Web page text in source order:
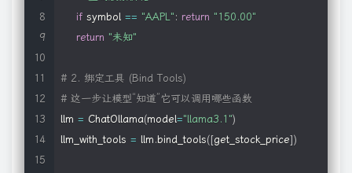
if symbol == "AAPL" : return "150.00"
return "未知"
# 2. 绑定工具 (Bind Tools)
# 这一步让模型“知道”它可以调用哪些函数
llm = ChatOllama(model="llama3.1")
llm_with_tools = llm .bind_tools([get_stock_price])